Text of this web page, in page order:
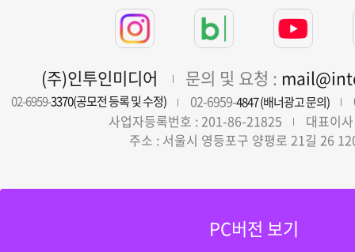
(주)인투인미디어 문의 및 요청 :
02-6959-3370(공모전 등록 및 수정) 02-6959-4847 (배너광고 문의)
사업자등록번호 : 201-86-21825
대표이
주소 : 서울시 영등포구 양평로 21길 26
PC버전 보기